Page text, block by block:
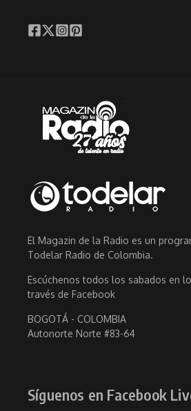
El Magazin de la Radio es un
Todelar Radio de Colombia.
Escúchenos todos los sabados en
través de Facebook
BOGOTÁ - COLOMBIA
Autonorte Norte #83-64
Síguenos en Facebook